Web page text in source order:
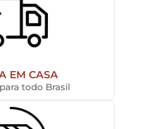
EM CASA
todo Brasil